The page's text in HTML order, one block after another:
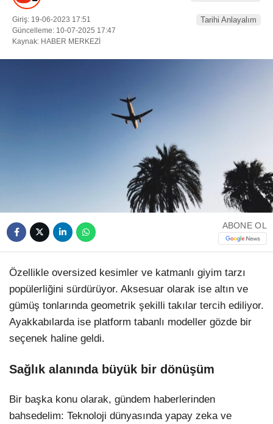
Facebook
Instagram
Youtube
TikTok
TEKNOLOJI
DÜNYADAN
Giriş: 19-06-2023 17:51
Güncelleme: 10-07-2025 17:47
Kaynak: HABER MERKEZİ
Tarihi Anlayalım
ABONE OL
Özellikle oversized kesimler ve katmanlı giyim tarzı
popülerliğini sürdürüyor. Aksesuar olarak ise altın ve
gümüş tonlarında geometrik şekilli takılar tercih ediliyor.
Ayakkabılarda ise platform tabanlı modeller gözde bir
seçenek haline geldi.
Sağlık alanında büyük bir dönüşüm
Bir başka konu olarak, gündem haberlerinden
bahsedelim: Teknoloji dünyasında yapay zeka ve